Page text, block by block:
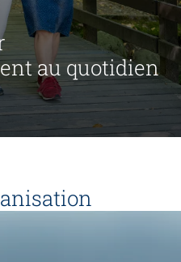
au quotidien